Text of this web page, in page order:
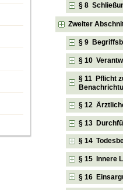
§ 8
Zweiter
§ 9
§ 10
§ 11 Pflicht
§ 12
§ 13
§ 14
§ 15 Innere
§ 16